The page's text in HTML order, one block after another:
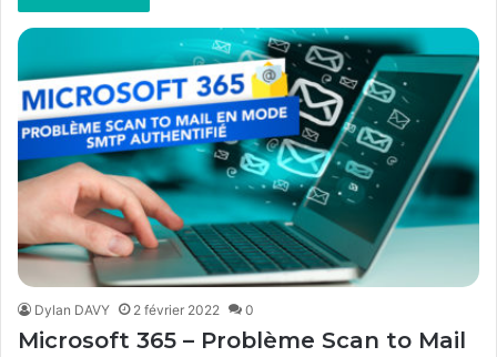
Dylan DAVY 2 février 2022 0
Microsoft 365 – Problème Scan to Mail